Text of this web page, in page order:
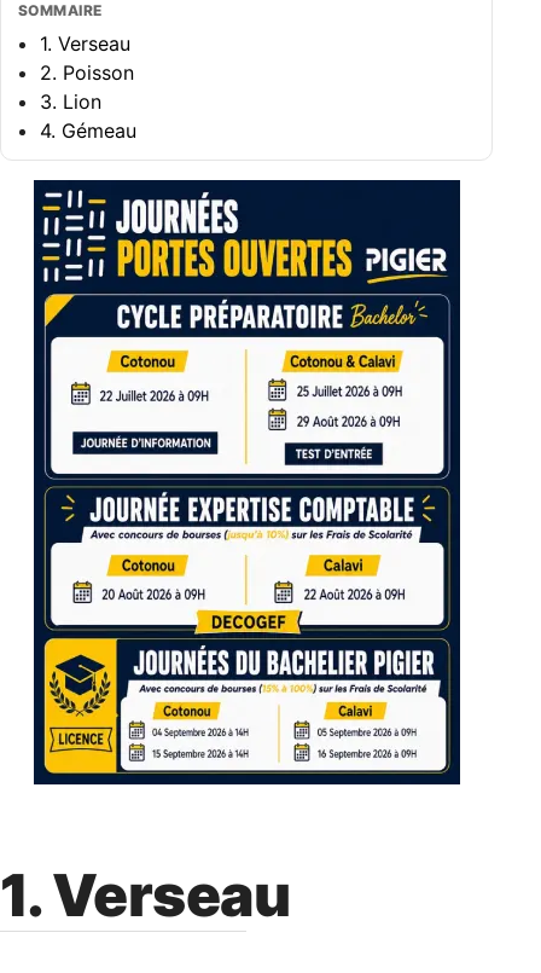
SOMMAIRE
1. Verseau
2. Poisson
3. Lion
4. Gémeau
1. Verseau